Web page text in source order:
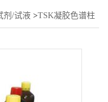
剂/试液 >TSK凝胶色谱柱